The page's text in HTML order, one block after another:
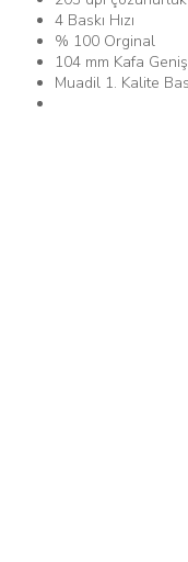
4 Baskı Hızı
% 100 Orginal
104 mm Kafa
Muadil 1. Kalite